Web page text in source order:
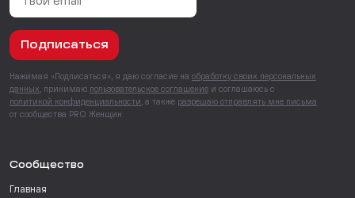
Подписаться
Нажимая «Подписаться», я даю согласие на обработку своих персональных
данных , принимаю пользовательское соглашение и соглашаюсь с
политикой конфиденциальности , а также разрешаю отправлять мне письма
от сообщества PRO Женщин.
Сообщество
Главная